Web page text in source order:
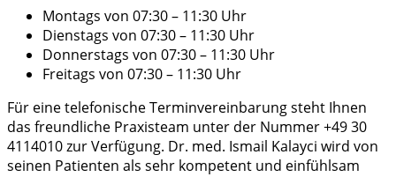
Montags von 07:30 – 11:30 Uhr
Dienstags von 07:30 – 11:30 Uhr
Donnerstags von 07:30 – 11:30 Uhr
Freitags von 07:30 – 11:30 Uhr
Für eine telefonische Terminvereinbarung steht Ihnen
das freundliche Praxisteam unter der Nummer +49 30
4114010 zur Verfügung. Dr. med. Ismail Kalayci wird von
seinen Patienten als sehr kompetent und einfühlsam